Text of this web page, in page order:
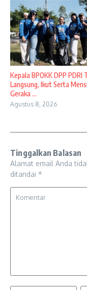
Kepala BPOKK DPP PDRI
Langsung, Ikut Serta
Geraka ...
Agustus 8, 2026
Tinggalkan Balasan
Alamat email Anda
ditandai *